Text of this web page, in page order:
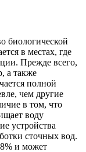
биологической
в местах, где
Прежде всего,
а также
полной
чем другие
в том, что
воду
устройства
сточных вод.
и может